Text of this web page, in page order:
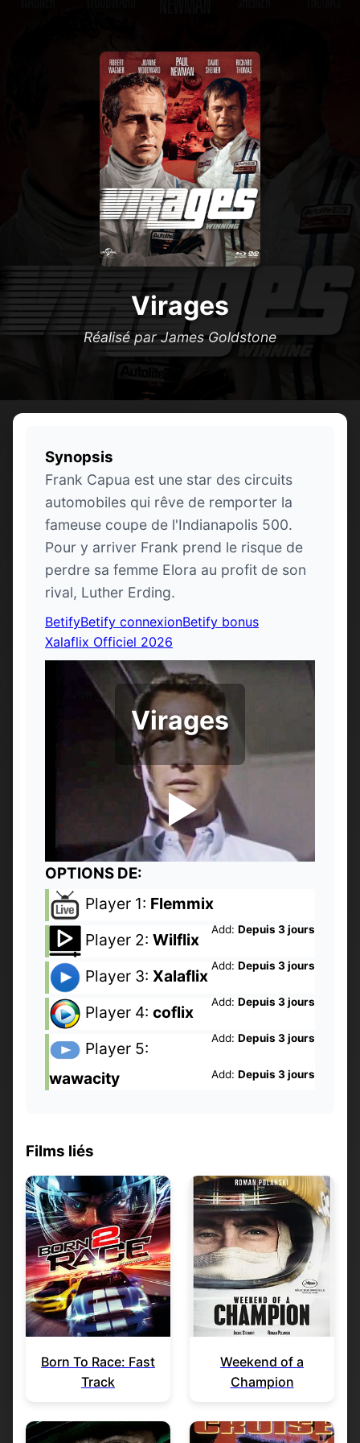
Virages
Réalisé par James Goldstone
Synopsis
Frank Capua est une star des circuits
automobiles qui rêve de remporter la
fameuse coupe de l'Indianapolis 500.
Pour y arriver Frank prend le risque de
perdre sa femme Elora au profit de son
rival, Luther Erding.
BetifyBetify connexionBetify bonus
Xalaflix Officiel 2026
Virages
OPTIONS DE:
Player 1: Flemmix
Add: Depuis 3 jours
Player 2: Wilflix
Add: Depuis 3 jours
Player 3: Xalaflix
Add: Depuis 3 jours
Player 4: coflix
Add: Depuis 3 jours
Player 5:
wawacity
Add: Depuis 3 jours
Films liés
Born To Race: Fast
Track
Weekend of a
Champion